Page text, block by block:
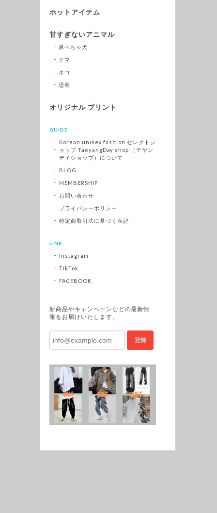
ホットアイテム
甘すぎないアニマル
鼻ぺちゃ犬
クマ
ネコ
恐竜
オリジナル プリント
GUIDE
Korean unisex fashion セレクトシ
ョップ TaeyangDay shop （テヤン
デイショップ）について
BLOG
MEMBERSHIP
お問い合わせ
プライバシーポリシー
特定商取引法に基づく表記
LINK
Instagram
TikTok
FACEBOOK
新商品やキャンペーンなどの最新情
報をお届けいたします。
登録